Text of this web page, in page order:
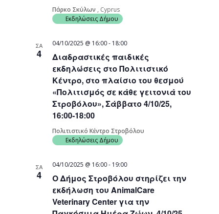
Πάρκο Σκύλων , Cyprus
Εκδηλώσεις Δήμου
ΣΑ
4
Διαδραστικές παιδικές
εκδηλώσεις στο Πολιτιστικό
Κέντρο, στο πλαίσιο του θεσμού
«Πολιτισμός σε κάθε γειτονιά του
Στροβόλου», Σάββατο 4/10/25,
16:00-18:00
04/10/2025 @ 16:00- 18:00
Πολιτιστικό Κέντρο Στροβόλου
Εκδηλώσεις Δήμου
ΣΑ
4
Ο Δήμος Στροβόλου στηρίζει την
εκδήλωση του AnimalCare
Veterinary Center για την
04/10/2025 @ 16:00- 19:00